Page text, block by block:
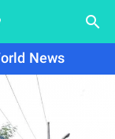
search
News